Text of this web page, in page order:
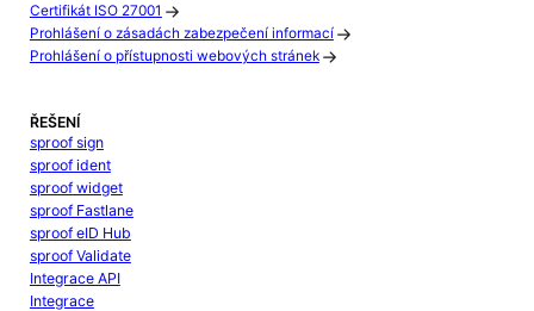
Certifikát ISO 27001
Prohlášení o zásadách zabezpečení informací
Prohlášení o přístupnosti webových stránek
ŘEŠENÍ
sproof sign
sproof ident
sproof widget
sproof Fastlane
sproof eID Hub
sproof Validate
Integrace API
Integrace